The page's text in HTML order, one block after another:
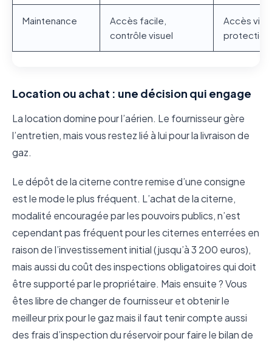
Maintenance
Accès facile,
contrôle visuel
Accès via
protection
Location ou achat : une décision qui engage
La location domine pour l’aérien. Le fournisseur gère
l’entretien, mais vous restez lié à lui pour la livraison de
gaz.
Le dépôt de la citerne contre remise d’une consigne
est le mode le plus fréquent. L’achat de la citerne,
modalité encouragée par les pouvoirs publics, n’est
cependant pas fréquent pour les citernes enterrées en
raison de l’investissement initial (jusqu’à 3 200 euros),
mais aussi du coût des inspections obligatoires qui doit
être supporté par le propriétaire. Mais ensuite ? Vous
êtes libre de changer de fournisseur et obtenir le
meilleur prix pour le gaz mais il faut tenir compte aussi
des frais d’inspection du réservoir pour faire le bilan de